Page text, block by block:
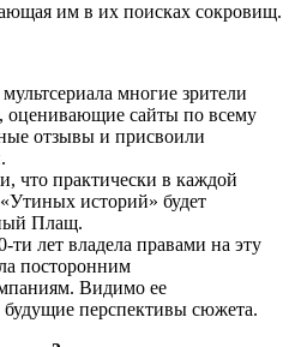
им в их поисках сокровищ.
многие зрители
оценивающие сайты по всему
отзывы и присвоили
что практически в каждой
«Утиных историй» будет
Плащ.
ти лет владела правами на эту
посторонним
Видимо ее
будущие перспективы сюжета.